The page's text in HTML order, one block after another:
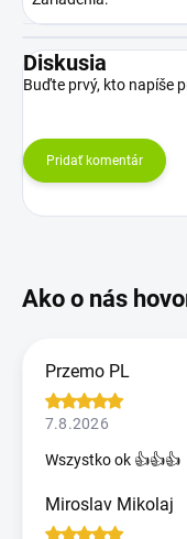
Diskusia
Buďte prvý, kto napíše
Pridať komentár
Przemo PL
7.8.2026
Wszystko ok 👍👍👍
Miroslav Mikolaj